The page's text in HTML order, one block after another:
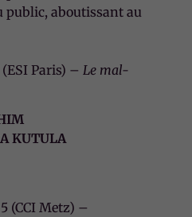
public, aboutissant au
Paris) – Le mal-
KUTULA
(CCI Metz) –